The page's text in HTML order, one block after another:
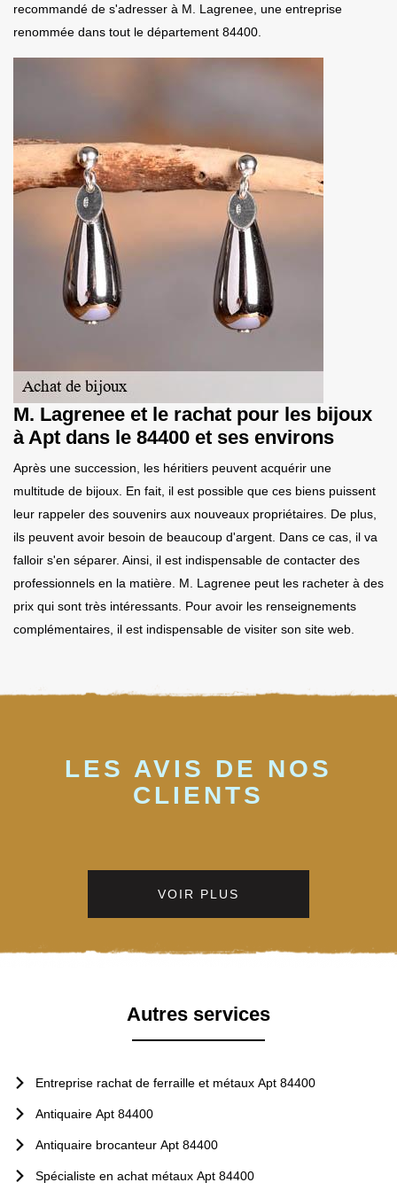
recommandé de s'adresser à M. Lagrenee, une entreprise
renommée dans tout le département 84400.
M. Lagrenee et le rachat pour les bijoux
à Apt dans le 84400 et ses environs
Après une succession, les héritiers peuvent acquérir une
multitude de bijoux. En fait, il est possible que ces biens puissent
leur rappeler des souvenirs aux nouveaux propriétaires. De plus,
ils peuvent avoir besoin de beaucoup d'argent. Dans ce cas, il va
falloir s'en séparer. Ainsi, il est indispensable de contacter des
professionnels en la matière. M. Lagrenee peut les racheter à des
prix qui sont très intéressants. Pour avoir les renseignements
complémentaires, il est indispensable de visiter son site web.
LES AVIS DE NOS
CLIENTS
VOIR PLUS
Autres services
Entreprise rachat de ferraille et métaux Apt 84400
Antiquaire Apt 84400
Antiquaire brocanteur Apt 84400
Spécialiste en achat métaux Apt 84400